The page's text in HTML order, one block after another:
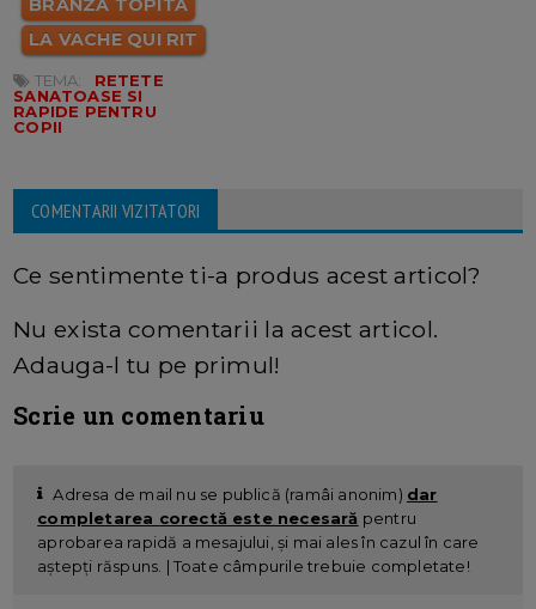
BRANZA TOPITA
LA VACHE QUI RIT
TEMA:
RETETE
SANATOASE SI
RAPIDE PENTRU
COPII
COMENTARII VIZITATORI
Ce sentimente ti-a produs acest articol?
Nu exista comentarii la acest articol.
Adauga-l tu pe primul!
Scrie un comentariu
Adresa de mail nu se publică (ramâi anonim) dar
completarea corectă este necesară pentru
aprobarea rapidă a mesajului, și mai ales în cazul în care
aștepți răspuns. | Toate câmpurile trebuie completate!